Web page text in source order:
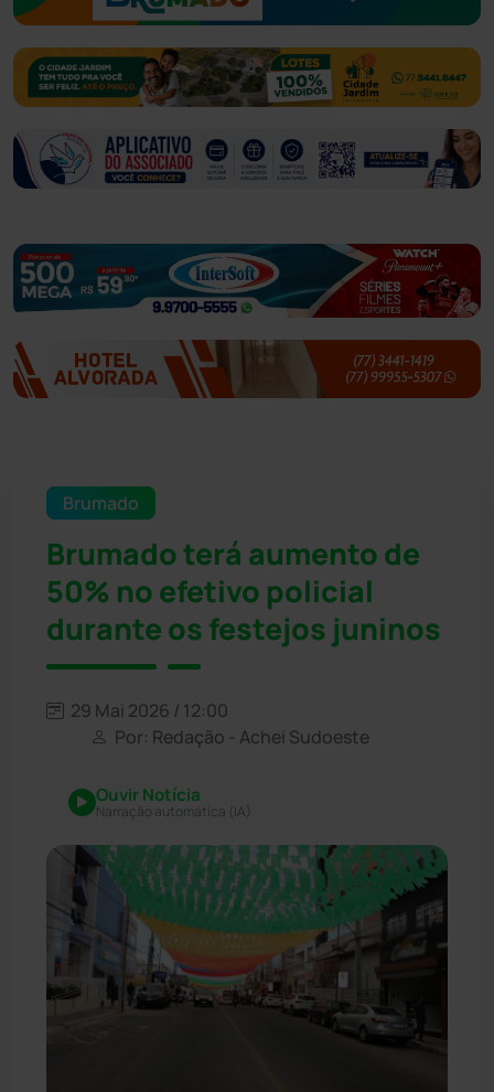
Brumado
Brumado terá aumento de
50% no efetivo policial
durante os festejos juninos
29 Mai 2026 / 12:00
Por: Redação - Achei Sudoeste
Ouvir Notícia
Narração automática (IA)